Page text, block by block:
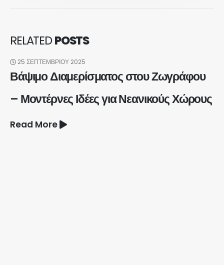
RELATEDPOSTS
25 ΣΕΠΤΕΜΒΡΊΟΥ 2025
Βάψιμο Διαμερίσματος στου Ζωγράφου
– Μοντέρνες Ιδέες για Νεανικούς Χώρους
Read More